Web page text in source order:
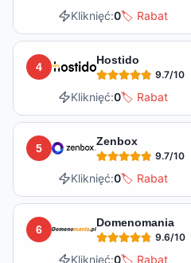
Kliknięć:0🏷️ Rabat
4
Hostido
9.7/10
Kliknięć:0🏷️ Rabat
5
Zenbox
9.7/10
Kliknięć:0🏷️ Rabat
6
Domenomania
9.6/10
Kliknięć:0🏷️ Rabat